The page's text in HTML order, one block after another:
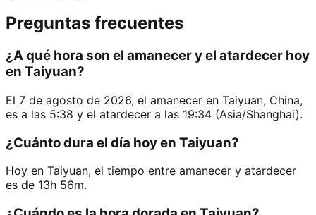
Preguntas frecuentes
¿A qué hora son el amanecer y el atardecer hoy
en Taiyuan?
El 7 de agosto de 2026, el amanecer en Taiyuan, China,
es a las 5:38 y el atardecer a las 19:34 (Asia/Shanghai).
¿Cuánto dura el día hoy en Taiyuan?
Hoy en Taiyuan, el tiempo entre amanecer y atardecer
es de 13h 56m.